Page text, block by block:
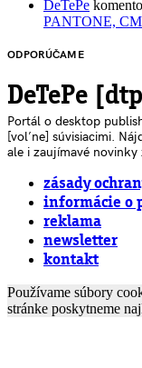
DeTePe
PANTONE,
ODPORÚČAME
DeTePe
Portál o desktop
[voľne] súvisiacimi.
ale i zaujímavé novinky
zásady
informácie o
reklama
newsletter
kontakt
Používame súbory
stránke poskytneme